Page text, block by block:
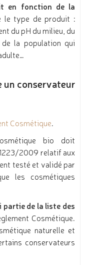
en fonction de la
le type de produit :
du pH du milieu, du
la population qui
un conservateur
Cosmétique.
bio doit
2009 relatif aux
testé et validé par
les cosmétiques
de la liste des
Cosmétique.
naturelle et
conservateurs